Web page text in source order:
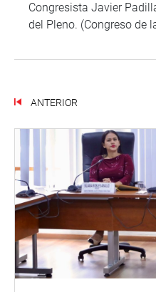
Congresista Javier
del Pleno. (Congreso de
ANTERIOR